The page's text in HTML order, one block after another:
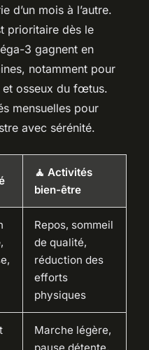
d’un mois à l’autre.
prioritaire dès le
3 gagnent en
notamment pour
et osseux du fœtus.
mensuelles pour
avec sérénité.
🧘 Activités
bien-être
,
Repos, sommeil
de qualité,
réduction des
efforts
physiques
Marche légère,